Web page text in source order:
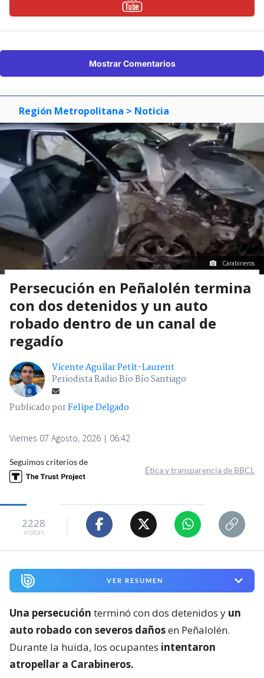
Mostrar Comentarios
Región Metropolitana > Noticia
Carabineros
Persecución en Peñalolén termina
con dos detenidos y un auto
robado dentro de un canal de
regadío
Vicente Aguilar Petit-Laurent
Periodista Radio Bío Bío Santiago
Publicado porFelipe Delgado
Viernes 07 Agosto, 2026 | 06:42
Seguimos criterios de
Ética y transparencia de BBCL
2228
visitas
VER RESUMEN
Una persecución terminó con dos detenidos y un
auto robado con severos dañosen Peñalolén.
Durante la huida, los ocupantes intentaron
atropellar a Carabineros.